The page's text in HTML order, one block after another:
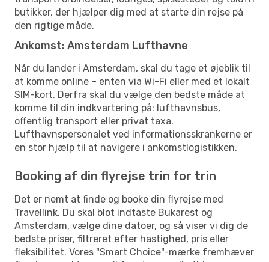
butikker, der hjælper dig med at starte din rejse på
den rigtige måde.
Ankomst: Amsterdam Lufthavne
Når du lander i Amsterdam, skal du tage et øjeblik til
at komme online – enten via Wi-Fi eller med et lokalt
SIM-kort. Derfra skal du vælge den bedste måde at
komme til din indkvartering på: lufthavnsbus,
offentlig transport eller privat taxa.
Lufthavnspersonalet ved informationsskrankerne er
en stor hjælp til at navigere i ankomstlogistikken.
Booking af din flyrejse trin for trin
Det er nemt at finde og booke din flyrejse med
Travellink. Du skal blot indtaste Bukarest og
Amsterdam, vælge dine datoer, og så viser vi dig de
bedste priser, filtreret efter hastighed, pris eller
fleksibilitet. Vores "Smart Choice"-mærke fremhæver